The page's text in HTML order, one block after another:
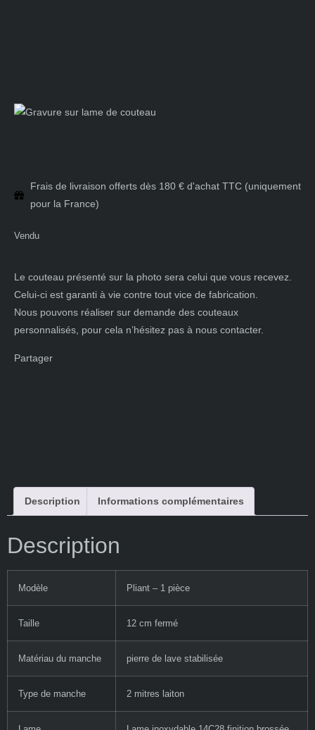
Frais de livraison offerts dès 180 € d'achat TTC (uniquement
pour la France)
Vendu
Le couteau présenté sur la photo sera celui que vous recevez.
Celui-ci est garanti à vie contre tout vice de fabrication.
Nous pouvons réaliser sur demande des couteaux
personnalisés, pour cela n’hésitez pas à nous contacter.
Partager
Description Informations complémentaires
Description
Modèle Pliant – 1 pièce
Taille 12 cm fermé
Matériau du manche pierre de lave stabilisée
Type de manche 2 mitres laiton